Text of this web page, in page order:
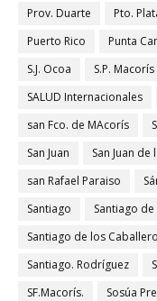
Prov. Duarte
Pto.
Puerto Rico
Punta
S.J. Ocoa
S.P. Macorís
SALUD Internacionales
san Fco. de MAcorís
San Juan
San Juan de
san Rafael Paraiso
Santiago
Santiago
Santiago de los
Santiago. Rodríguez
SF.Macorís.
Sosúa